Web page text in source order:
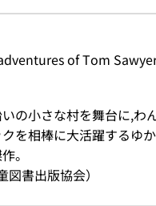
of Tom
の小さな村を舞台に,わ
を相棒に大活躍するゆ
。
図書出版協会）